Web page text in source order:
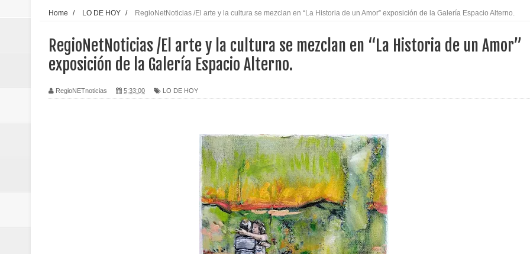
Regionetnoticias / Caldas fortalece el Mecanismo Articulador Departamental para el abordaje de
posesión presidencial
Regionetnoticias / La Alcaldía de Pereira continúa renovando espacios comunitarios que llevaban
Regionetnoticias / Agua potable transforma la vida de 68 estudiantes rurales en Filadelfia gracias
Home / LO DE HOY / RegioNetNoticias /El arte y la cultura se mezclan en “La Historia de un Amor” exposición de la Galería Espacio Alterno.
RegioNetNoticias /El arte y la cultura se mezclan en “La Historia de un Amor”
exposición de la Galería Espacio Alterno.
RegioNETnoticias 5:33:00 LO DE HOY